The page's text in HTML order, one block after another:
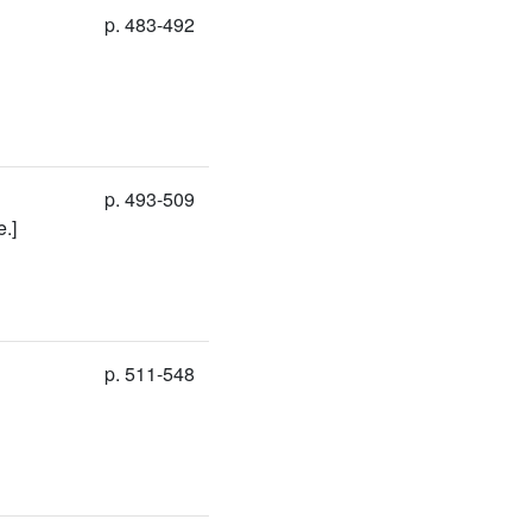
p. 483-492
p. 493-509
p. 511-548